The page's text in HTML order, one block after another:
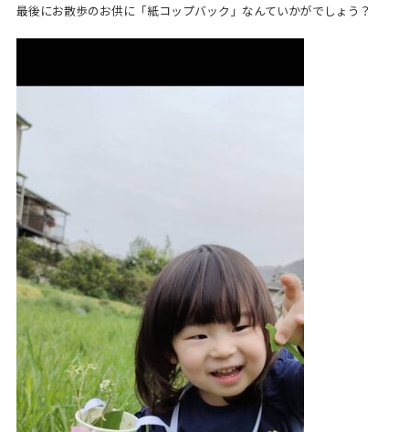
最後にお散歩のお供に「紙コップバック」なんていかがでしょう？